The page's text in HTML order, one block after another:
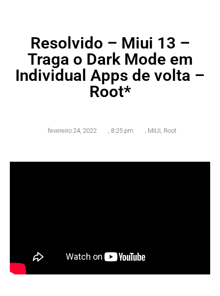
Resolvido – Miui 13 –
Traga o Dark Mode em
Individual Apps de volta –
Root*
fevereiro 24, 2022 , 8:25 pm , MIUI, Root